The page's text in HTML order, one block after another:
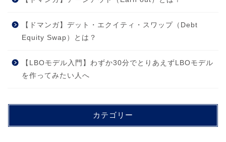
【ドマンガ】デット・エクイティ・スワップ（Debt
Equity Swap）とは？
【LBOモデル入門】わずか30分でとりあえずLBOモデル
を作ってみたい人へ
カテゴリー